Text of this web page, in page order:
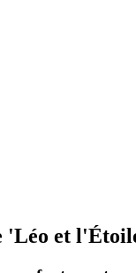
'Léo et